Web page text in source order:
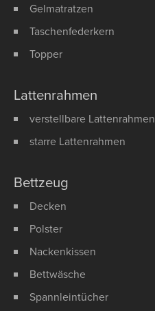
Gelmatratzen
Taschenfederkern
Topper
Lattenrahmen
verstellbare Lattenrahmen
starre Lattenrahmen
Bettzeug
Decken
Polster
Nackenkissen
Bettwäsche
Spannleintücher